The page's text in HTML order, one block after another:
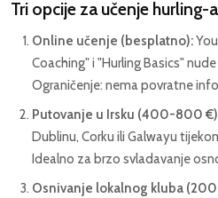
Tri opcije za učenje hurling-a
Online učenje (besplatno):
Coaching" i "Hurling Basics"
Ograničenje: nema povratne
Putovanje u Irsku (400-800
Dublinu, Corku ili Galwayu
Idealno za brzo svladavanje
Osnivanje lokalnog kluba